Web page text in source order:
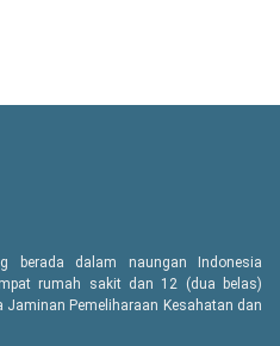
berada dalam naungan Indonesia
rumah sakit dan 12 (dua belas)
Pemeliharaan Kesahatan dan